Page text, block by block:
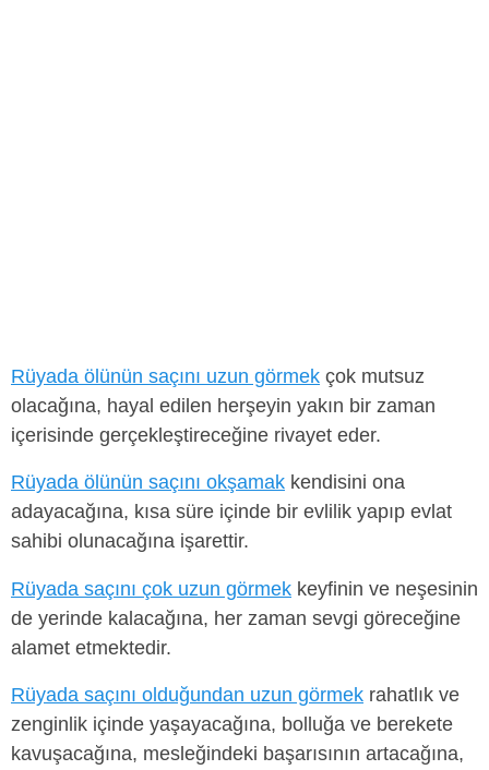
Rüyada ölünün saçını uzun görmek çok mutsuz
olacağına, hayal edilen herşeyin yakın bir zaman
içerisinde gerçekleştireceğine rivayet eder.
Rüyada ölünün saçını okşamak kendisini ona
adayacağına, kısa süre içinde bir evlilik yapıp evlat
sahibi olunacağına işarettir.
Rüyada saçını çok uzun görmek keyfinin ve neşesinin
de yerinde kalacağına, her zaman sevgi göreceğine
alamet etmektedir.
Rüyada saçını olduğundan uzun görmek rahatlık ve
zenginlik içinde yaşayacağına, bolluğa ve berekete
kavuşacağına, mesleğindeki başarısının artacağına,